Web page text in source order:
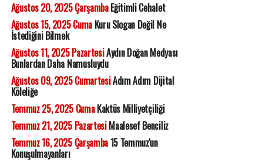
Ağustos 20, 2025 ÇarşambaEğitimli Cehalet
Ağustos 15, 2025 CumaKuru Slogan Değil Ne
İstediğini Bilmek
Ağustos 11, 2025 PazartesiAydın Doğan Medyası
Bunlardan Daha Namusluydu
Ağustos 09, 2025 CumartesiAdım Adım Dijital
Köleliğe
Temmuz 25, 2025 CumaKaktüs Milliyetçiliği
Temmuz 21, 2025 PazartesiMaalesef Benciliz
Temmuz 16, 2025 Çarşamba15 Temmuz'un
Konuşulmayanları